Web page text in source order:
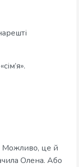
Можливо, це й
Олена. Або